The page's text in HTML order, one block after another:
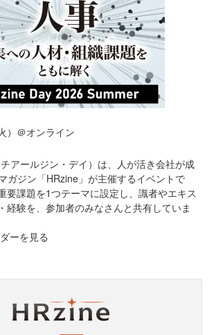
）＠オンライン
アールジン・デイ）は、人が活き会社が成
ガジン「HRzine」が主催するイベントで
要課題を1つテーマに設定し、識者やエキス
経験を、参加者のみなさんと共有していま
ーを見る